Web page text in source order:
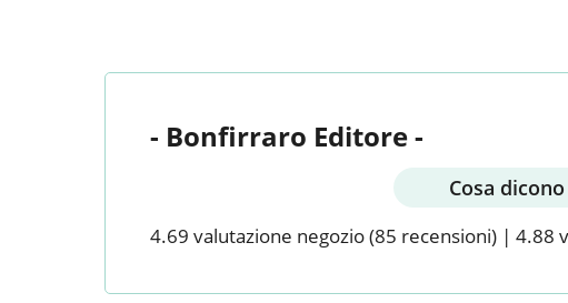
- Bonfirraro Editore -
Cosa
4.69 valutazione negozio(85 recensioni) | 4.88